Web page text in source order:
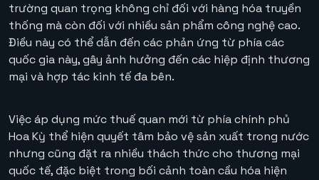
trường quan trọng không chỉ đối với hàng hóa truyền
thống mà còn đối với nhiều sản phẩm công nghệ cao.
Điều này có thể dẫn đến các phản ứng từ phía các
quốc gia này, gây ảnh hưởng đến các hiệp định thương
mại và hợp tác kinh tế đa bên.
Việc áp dụng mức thuế quan mới từ phía chính phủ
Hoa Kỳ thể hiện quyết tâm bảo vệ sản xuất trong nước
nhưng cũng đặt ra nhiều thách thức cho thương mại
quốc tế, đặc biệt trong bối cảnh toàn cầu hóa hiện